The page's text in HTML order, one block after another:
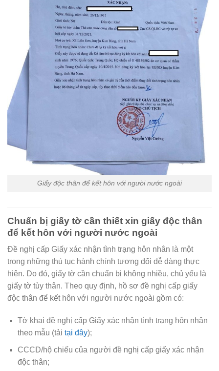
Giấy độc thân để kết hôn với người nước ngoài
Chuẩn bị giấy tờ cần thiết xin giấy độc thân
để kết hôn với người nước ngoài
Đề nghị cấp Giấy xác nhận tình trạng hôn nhân là một
trong những thủ tục hành chính tương đối dễ dàng thực
hiện. Do đó, giấy tờ cần chuẩn bị không nhiều, chủ yếu là
giấy tờ tùy thân. Theo quy định, hồ sơ đề nghị cấp giấy
độc thân để kết hôn với người nước ngoài gồm có:
Tờ khai đề nghị cấp Giấy xác nhận tình trạng hôn nhân
theo mẫu (tải tại đây);
CCCD/hộ chiếu của người đề nghị cấp giấy xác nhận
độc thân;